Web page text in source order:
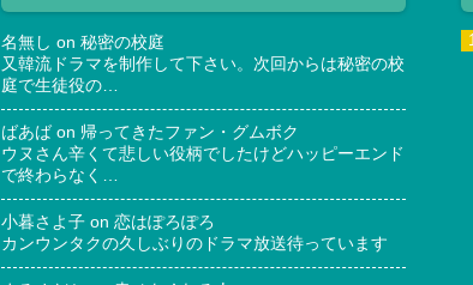
名無し on 秘密の校庭
又韓流ドラマを制作して下さい。次回からは秘密の校
庭で生徒役の…
ばあば on 帰ってきたファン・グムボク
ウヌさん辛くて悲しい役柄でしたけどハッピーエンド
で終わらなく…
小暮さよ子 on 恋はぽろぽろ
カンウンタクの久しぶりのドラマ放送待っています